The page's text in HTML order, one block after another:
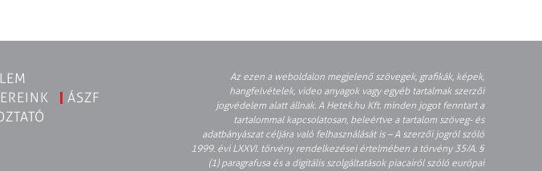
ÁSZF
Az ezen a weboldalon megjelenő szövegek, grafikák, képek,
hangfelvételek, video anyagok vagy egyéb tartalmak szerzői
jogvédelem alatt állnak. A Hetek.hu Kft. minden jogot fenntart a
tartalommal kapcsolatosan, beleértve a tartalom szöveg- és
adatbányászat céljára való felhasználását is – A szerzői jogról szóló
1999. évi LXXVI. törvény rendelkezései értelmében a törvény 35/A. §
(1) paragrafusa és a digitális szolgáltatások piacairól szóló európai